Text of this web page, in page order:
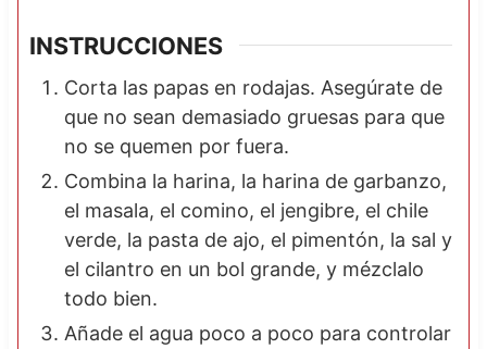
INSTRUCCIONES
Corta las papas en rodajas. Asegúrate de
que no sean demasiado gruesas para que
no se quemen por fuera.
Combina la harina, la harina de garbanzo,
el masala, el comino, el jengibre, el chile
verde, la pasta de ajo, el pimentón, la sal y
el cilantro en un bol grande, y mézclalo
todo bien.
Añade el agua poco a poco para controlar